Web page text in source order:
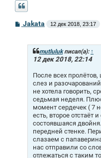
Jakata 12 дек 2018, 23:17
mutlulukписал(а): ↑
12 дек 2018, 22:14
После всех
слез и
не хотела говорить,
седьмая неделя.
момент сердечек ( 7
есть, второе
состоявшаяся
передней стенке.
слазаем с
нас отправили со
отлежаться с таким